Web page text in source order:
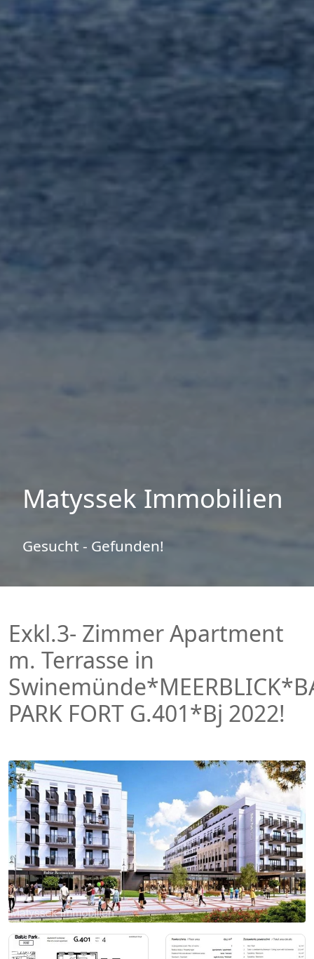
Matyssek Immobilien
Gesucht - Gefunden!
Exkl.3- Zimmer Apartment
m. Terrasse in
PARK FORT G.401*Bj 2022!